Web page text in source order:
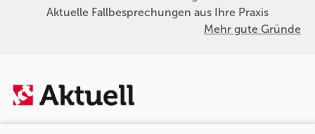
Aktuelle Fallbesprechungen aus Ihre Praxis
Mehr gute Gründe